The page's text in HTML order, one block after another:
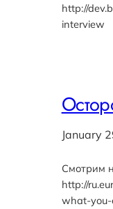
http://
interview
January
Смотрим
http://
what-you-